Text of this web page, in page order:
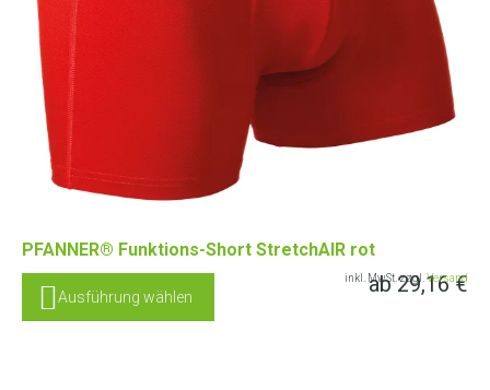
PFANNER® Funktions-Short StretchAIR rot
ab29,16€
inkl. MwSt. zzgl. Versand
Ausführung wählen